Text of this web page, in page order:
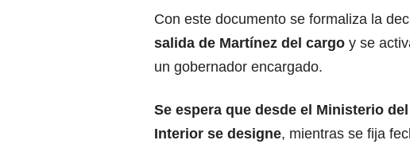
Con este documento se formaliza la
salida de Martínez del cargo y se
un gobernador encargado.
Se espera que desde el Ministerio del
Interior se designe, mientras se fija